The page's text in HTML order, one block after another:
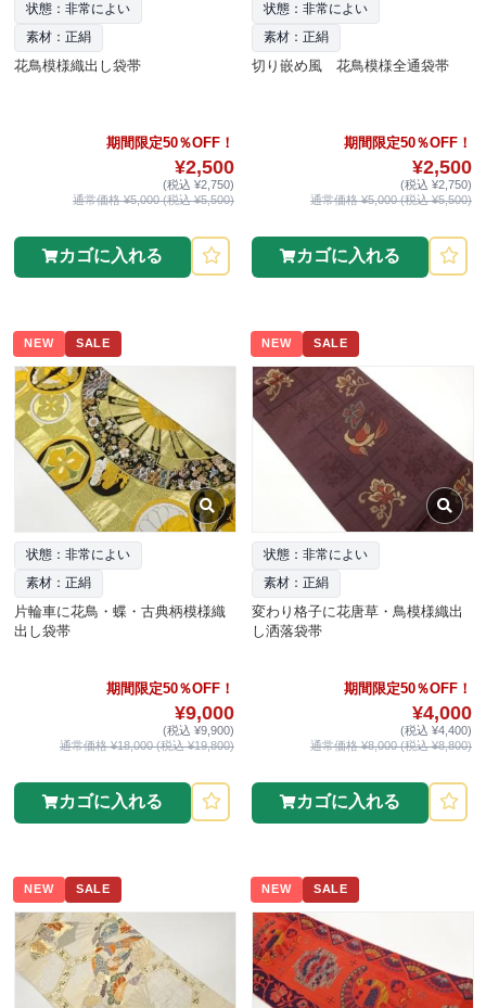
状態：非常によい
素材：正絹
花鳥模様織出し袋帯
期間限定50％OFF！
¥2,500
(税込 ¥2,750)
通常価格 ¥5,000 (税込 ¥5,500)
カゴに入れる
状態：非常によい
素材：正絹
切り嵌め風 花鳥模様全通袋帯
期間限定50％OFF！
¥2,500
(税込 ¥2,750)
通常価格 ¥5,000 (税込 ¥5,500)
カゴに入れる
NEW SALE
状態：非常によい
素材：正絹
片輪車に花鳥・蝶・古典柄模様織
出し袋帯
期間限定50％OFF！
¥9,000
(税込 ¥9,900)
通常価格 ¥18,000 (税込 ¥19,800)
カゴに入れる
NEW SALE
状態：非常によい
素材：正絹
変わり格子に花唐草・鳥模様織出
し洒落袋帯
期間限定50％OFF！
¥4,000
(税込 ¥4,400)
通常価格 ¥8,000 (税込 ¥8,800)
カゴに入れる
NEW SALE NEW SALE